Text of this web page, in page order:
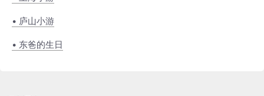
• 庐山小游
• 东爸的生日